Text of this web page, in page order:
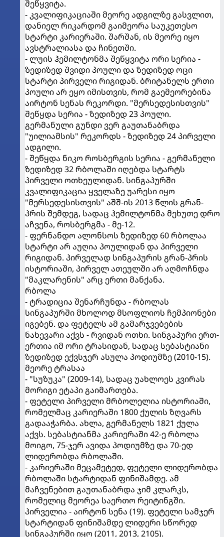
შეწყვიტა.
- კვალიფიკაციაში მეორე ადგილზე გასვლით,
დანიელ რიკარდომ გაიმეორა საუკეთესო
სტარტი კარიერაში. შარშან, ის მეორე იყო
ავსტრალიასა და ჩინეთში.
- ლუის ჰემილტონმა შეწყვიტა ორი სერია -
ზედიზედ შვიდი პოული და ზედიზედ ოცი
სტარტი პირველი რიგიდან. ბრიტანელს ერთი
პოული არ ეყო იმისთვის, რომ გაემეორებინა
აირტონ სენას რეკორდი. "მერსედესისთვის"
შეწყდა სერია - ზედიზედ 23 პოული.
გერმანული გუნდი ვერ გაუთანაბრდა
"უილიამსის" რეკორდს - ზედიზედ 24 პირველი
ადგილი.
- შეწყდა ნიკო როსბერგის სერია - გერმანელი
ზედიზედ 32 რბოლაში იღებდა სტარტს
პირველი ოთხეულიდან. სინგაპურში
კვალიფიკაცია ყველაზე უარესი იყო
"მერსედესისთვის" აშშ-ის 2013 წლის გრან-
პრის შემდეგ, სადაც ჰემილტონმა მეხუთე დრო
აჩვენა, როსბერგმა - მე-12.
- ფერნანდო ალონსოს ზედიზედ 60 რბოლაა
სტარტი არ აუღია პოულიდან და პირველი
რიგიდან. პირველად სინგაპურის გრან-პრის
ისტორიაში, პირველ ათეულში არ აღმოჩნდა
"მაკლარენის" არც ერთი მანქანა.
რბოლა
- ტრადიცია შენარჩუნდა - რბოლას
სინგაპურში მხოლოდ მსოფლიოს ჩემპიონები
იგებენ. და ფეტელს ამ გამარჯვებების
ნახევარი აქვს - რვიდან ოთხი. სინგაპური ერთ-
ერთია იმ ორი ტრასიდან, სადაც სებასტიანი
ზედიზედ ექვსჯერ ასულა პოდიუმზე (2010-15).
მეორე ტრასაა
- "სუზუკა" (2009-14), სადაც უახლოეს კვირას
მორიგი ეტაპი გაიმართება.
- ფეტელი პირველი მრბოლელია ისტორიაში,
რომელმაც კარიერაში 1800 ქულის ზღვარს
გადააჭარბა. ახლა, გერმანელს 1821 ქულა
აქვს. სებასტიანმა კარიერაში 42-ე რბოლა
მოიგო, 75-ჯერ ავიდა პოდიუმზე და 70-ედ
ლიდერობდა რბოლაში.
- კარიერაში მეცამეტედ, ფეტელი ლიდერობდა
რბოლაში სტარტიდან ფინიშამდე. ამ
მაჩვენებით გაუთანაბრდა ჯიმ კლარკს,
რომელიც მეორეა საერთო რეიტინგში.
პირველია - აირტონ სენა (19). ფეტელი სამჯერ
სტარტიდან ფინიშამდე ლიდერი სწორედ
სინგაპურში იყო (2011, 2013, 2105).